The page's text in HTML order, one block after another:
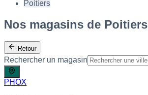
Poitiers
Nos magasins de Poitiers
Retour
Rechercher un magasin
PHOX